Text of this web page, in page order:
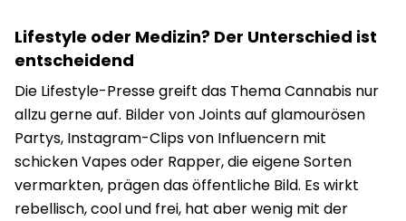
Lifestyle oder Medizin? Der Unterschied ist
entscheidend
Die Lifestyle-Presse greift das Thema Cannabis nur
allzu gerne auf. Bilder von Joints auf glamourösen
Partys, Instagram-Clips von Influencern mit
schicken Vapes oder Rapper, die eigene Sorten
vermarkten, prägen das öffentliche Bild. Es wirkt
rebellisch, cool und frei, hat aber wenig mit der